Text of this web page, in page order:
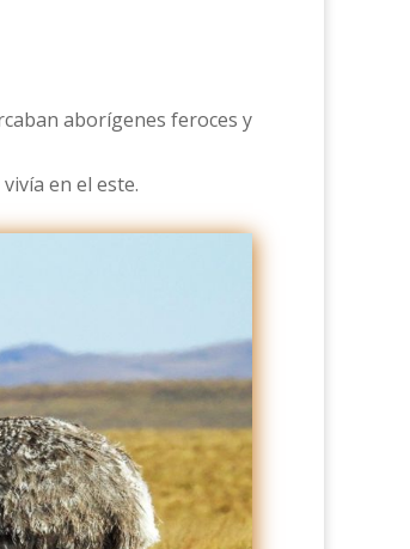
aborígenes feroces y
en el este.